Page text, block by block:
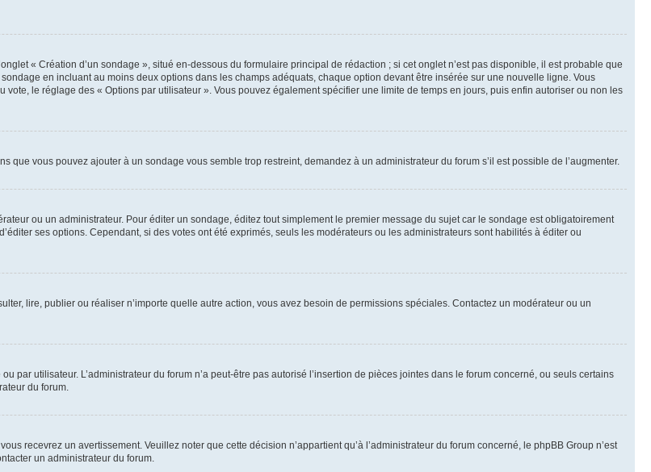
« Création d’un sondage », situé en-dessous du formulaire principal de rédaction ; si cet onglet n’est pas disponible, il est probable que
en incluant au moins deux options dans les champs adéquats, chaque option devant être insérée sur une nouvelle ligne. Vous
le réglage des « Options par utilisateur ». Vous pouvez également spécifier une limite de temps en jours, puis enfin autoriser ou non les
que vous pouvez ajouter à un sondage vous semble trop restreint, demandez à un administrateur du forum s’il est possible de l’augmenter.
ou un administrateur. Pour éditer un sondage, éditez tout simplement le premier message du sujet car le sondage est obligatoirement
ses options. Cependant, si des votes ont été exprimés, seuls les modérateurs ou les administrateurs sont habilités à éditer ou
lire, publier ou réaliser n’importe quelle autre action, vous avez besoin de permissions spéciales. Contactez un modérateur ou un
par utilisateur. L’administrateur du forum n’a peut-être pas autorisé l’insertion de pièces jointes dans le forum concerné, ou seuls certains
du forum.
recevrez un avertissement. Veuillez noter que cette décision n’appartient qu’à l’administrateur du forum concerné, le phpBB Group n’est
un administrateur du forum.